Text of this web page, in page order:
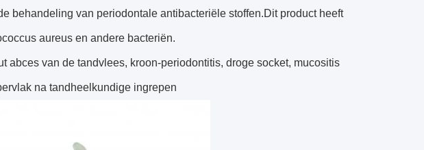
behandeling van periodontale antibacteriële stoffen.Dit product heeft
aureus en andere bacteriën.
abces van de tandvlees, kroon-periodontitis, droge socket, mucositis
na tandheelkundige ingrepen